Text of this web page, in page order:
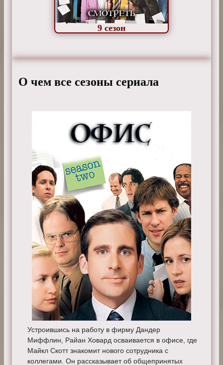
9 сезон
О чем все сезоны сериала
Устроившись на работу в фирму Дандер
Миффлин, Райан Ховард осваивается в офисе, где
Майкл Скотт знакомит нового сотрудника с
коллегами. Он рассказывает об общепринятых